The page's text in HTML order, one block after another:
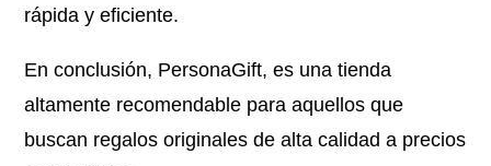
rápida y eficiente.
En conclusión, PersonaGift, es una tienda
altamente recomendable para aquellos que
buscan regalos originales de alta calidad a precios